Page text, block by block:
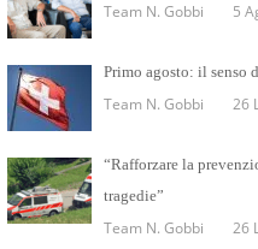
Team N. Gobbi 5
Primo agosto: il senso
Team N. Gobbi 26
“Rafforzare la
tragedie”
Team N. Gobbi 26